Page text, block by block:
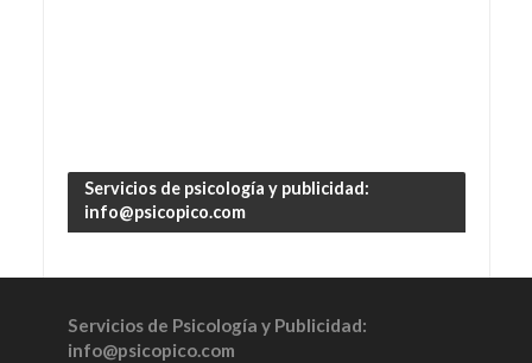
Servicios de psicología y publicidad:
info@psicopico.com
Servicios de Psicología y Publicidad:
info@psicopico.com